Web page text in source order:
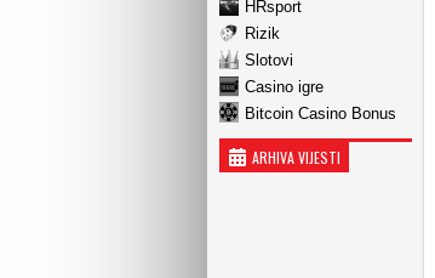
HRsport
Rizik
Slotovi
Casino igre
Bitcoin Casino Bonus
ARHIVA VIJESTI